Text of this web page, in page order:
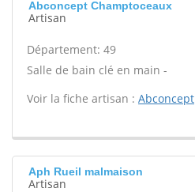
Abconcept Champtoceaux
Artisan
Département: 49
Salle de bain clé en main -
Voir la fiche artisan : Abconcept
Aph Rueil malmaison
Artisan